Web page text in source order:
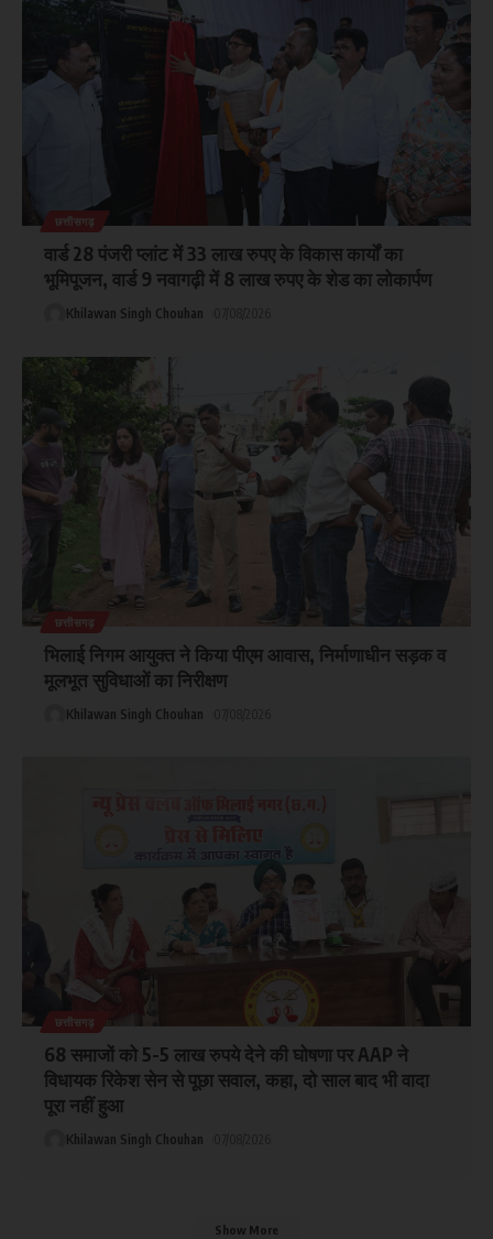
छत्तीसगढ़
वार्ड 28 पंजरी प्लांट में 33 लाख रुपए के विकास कार्यों का
भूमिपूजन, वार्ड 9 नवागढ़ी में 8 लाख रुपए के शेड का लोकार्पण
Khilawan Singh Chouhan
छत्तीसगढ़
भिलाई निगम आयुक्त ने किया पीएम आवास, निर्माणाधीन सड़क व
मूलभूत सुविधाओं का निरीक्षण
Khilawan Singh Chouhan
छत्तीसगढ़
68 समाजों को 5-5 लाख रुपये देने की घोषणा पर AAP ने
विधायक रिकेश सेन से पूछा सवाल, कहा, दो साल बाद भी वादा
पूरा नहीं हुआ
Khilawan Singh Chouhan
Show More